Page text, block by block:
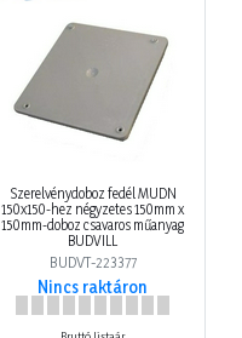
Szerelvénydoboz fedél MÜDN
150x150-hez négyzetes 150mm x
150mm-doboz csavaros műanyag
BUDVILL
BUDVT-223377
Nincs raktáron